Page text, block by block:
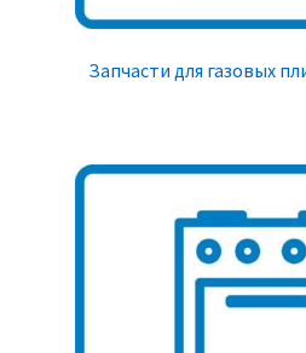
Запчасти для газовых